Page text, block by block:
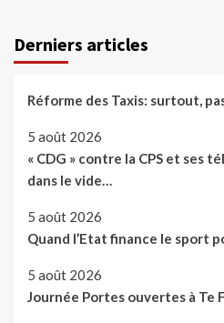
Derniers articles
Réforme des Taxis: surtout,
5 août 2026
« CDG » contre la CPS et ses
dans le vide…
5 août 2026
Quand l’Etat finance le sport
5 août 2026
Journée Portes ouvertes à Te